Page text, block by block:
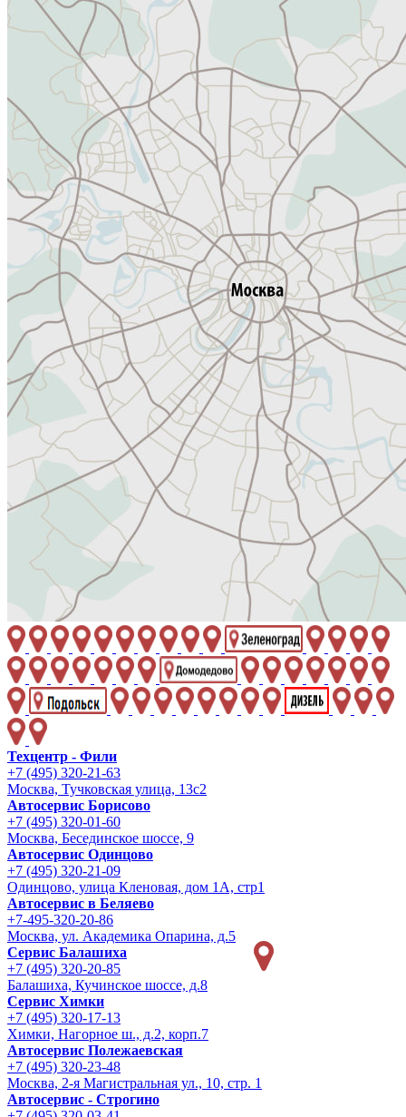
Техцентр - Фили
+7 (495) 320-21-63
Москва, Тучковская улица, 13с2
Автосервис Борисово
+7 (495) 320-01-60
Москва, Бесединское шоссе, 9
Автосервис Одинцово
+7 (495) 320-21-09
Одинцово, улица Кленовая, дом 1А, стр1
Автосервис в Беляево
+7-495-320-20-86
Москва, ул. Академика Опарина, д.5
Сервис Балашиха
+7 (495) 320-20-85
Балашиха, Кучинское шоссе, д.8
Сервис Химки
+7 (495) 320-17-13
Химки, Нагорное ш., д.2, корп.7
Автосервис Полежаевская
+7 (495) 320-23-48
Москва, 2-я Магистральная ул., 10, стр. 1
Автосервис - Строгино